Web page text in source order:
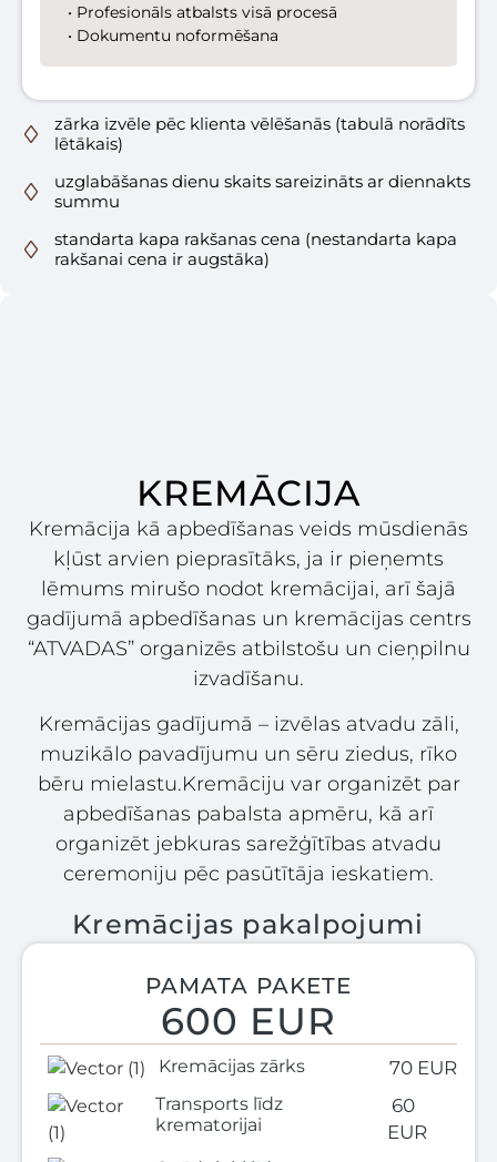
• Profesionāls atbalsts visā procesā
• Dokumentu noformēšana
zārka izvēle pēc klienta vēlēšanās (tabulā norādīts
lētākais)
uzglabāšanas dienu skaits sareizināts ar diennakts
summu
standarta kapa rakšanas cena (nestandarta kapa
rakšanai cena ir augstāka)
KREMĀCIJA
Kremācija kā apbedīšanas veids mūsdienās
kļūst arvien pieprasītāks, ja ir pieņemts
lēmums mirušo nodot kremācijai, arī šajā
gadījumā apbedīšanas un kremācijas centrs
“ATVADAS” organizēs atbilstošu un cieņpilnu
izvadīšanu.
Kremācijas gadījumā – izvēlas atvadu zāli,
muzikālo pavadījumu un sēru ziedus, rīko
bēru mielastu.Kremāciju var organizēt par
apbedīšanas pabalsta apmēru, kā arī
organizēt jebkuras sarežģītības atvadu
ceremoniju pēc pasūtītāja ieskatiem.
Kremācijas pakalpojumi
PAMATA PAKETE
600 EUR
Kremācijas zārks 70 EUR
Transports līdz
krematorijai
60
EUR